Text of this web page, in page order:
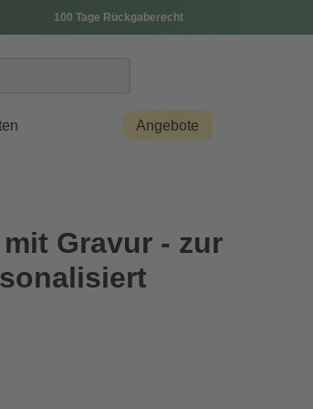
100 Tage Rückgaberecht
Angebote
Gravur - zur